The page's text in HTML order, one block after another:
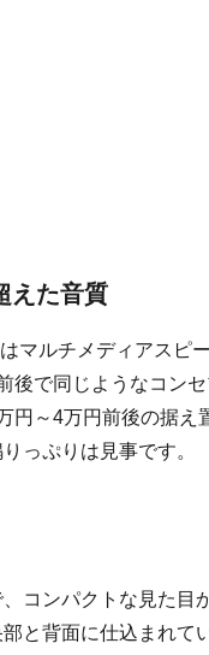
えた音質
マルチメディアスピ
後で同じようなコン
円～4万円前後の据え
っぷりは見事です。
コンパクトな見た
と背面に仕込まれ